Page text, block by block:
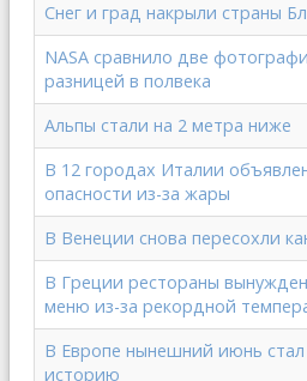
Снег и град накрыли страны
NASA сравнило две
разницей в полвека
Альпы стали на 2 метра ниже
В 12 городах Италии
опасности из-за жары
В Венеции снова пересохли
В Греции рестораны
меню из-за рекордной
В Европе нынешний июнь
историю